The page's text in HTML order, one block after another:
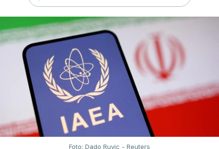
Foto: Dado Ruvic - Reuters